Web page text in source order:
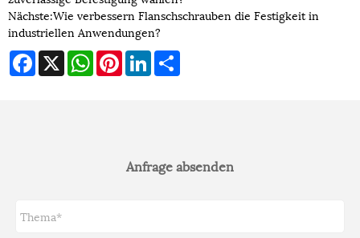
Nächste:Wie verbessern Flanschschrauben die Festigkeit in
industriellen Anwendungen?
Facebook
X WhatsAppPinterestLinkedIn
Anfrage absenden